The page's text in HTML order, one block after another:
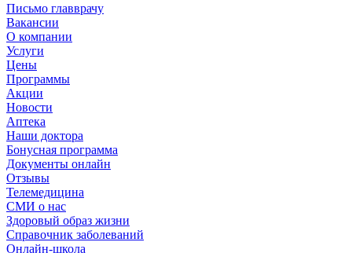
Письмо главврачу
Вакансии
О компании
Услуги
Цены
Программы
Акции
Новости
Аптека
Наши доктора
Бонусная программа
Документы онлайн
Отзывы
Телемедицина
СМИ о нас
Здоровый образ жизни
Справочник заболеваний
Онлайн-школа